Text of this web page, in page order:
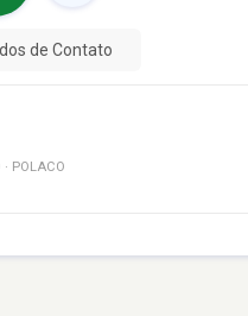
de Contato
· POLACO